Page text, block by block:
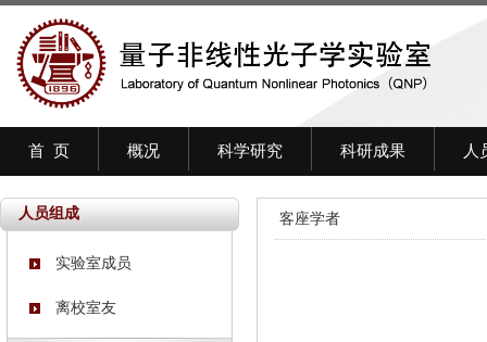
首 页 概况 科学研究 科研成果 人
人员组成
实验室成员
离校室友
客座学者